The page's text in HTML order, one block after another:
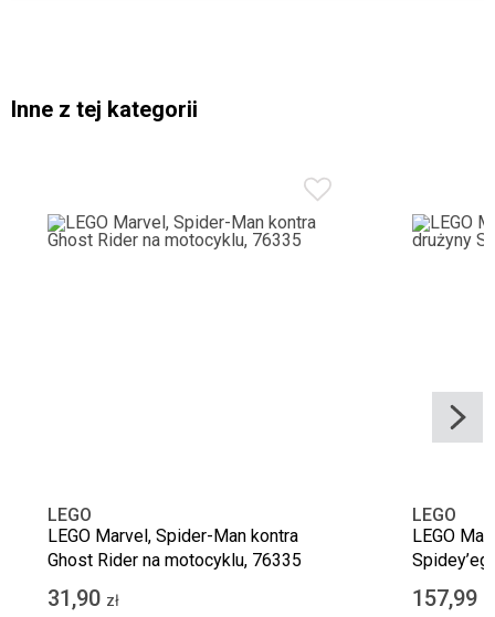
Inne z tej kategorii
LEGO
LEGO Marvel, Spider-Man kontra
Ghost Rider na motocyklu, 76335
31,90 zł
LEGO
LEGO
157,99